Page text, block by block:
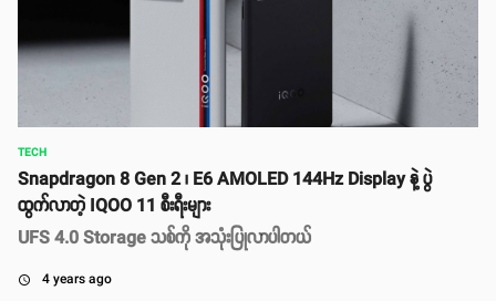
TECH
Snapdragon 8 Gen 2 ၊ E6 AMOLED 144Hz Display နဲ့ ပွဲ
ထွက်လာတဲ့ IQOO 11 စီးရီးများ
UFS 4.0 Storage သစ်ကို အသုံးပြုလာပါတယ်
access_time 4 years ago